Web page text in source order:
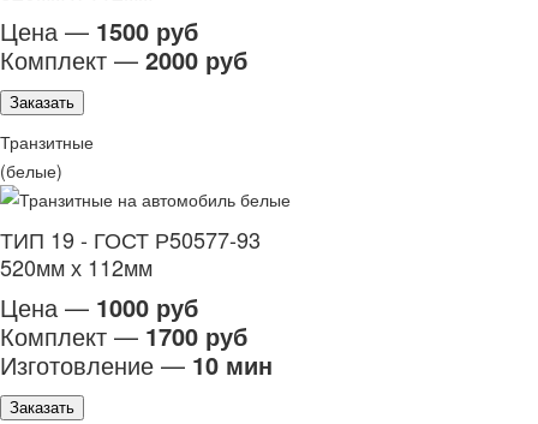
Цена — 1500 руб
Комплект — 2000 руб
Заказать
Транзитные
(белые)
ТИП 19 - ГОСТ Р50577-93
520мм х 112мм
Цена — 1000 руб
Комплект — 1700 руб
Изготовление — 10 мин
Заказать